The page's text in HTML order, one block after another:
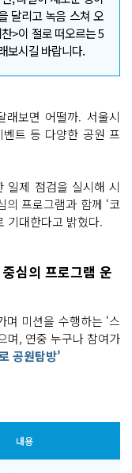
달리고 녹음 스쳐 오
>이 절로 떠오르는 5
보시길 바랍니다.
래보면 어떨까. 서울시
벤트 등 다양한 공원 프
일제 점검을 실시해 시
프로그램과 함께 ‘코
기대한다고 밝혔다.
심의 프로그램 운
미션을 수행하는 ‘스
며, 연중 누구나 참여가
공원탐방'
내용